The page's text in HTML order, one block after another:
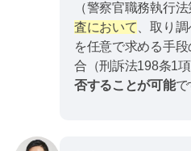
（警察官職務執行
査において 、取り
を任意で求める手
合（刑訴法198条1
否することが可能で